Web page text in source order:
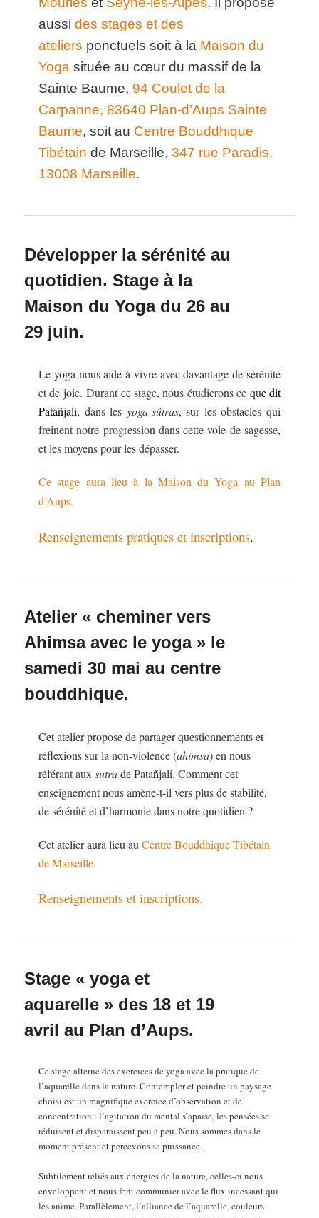
aussides stages et des
ateliers ponctuels soit à la Maison du
Yoga située au cœur du massif de la
Sainte Baume, 94 Coulet de la
Carpanne, 83640 Plan-d’Aups Sainte
Baume, soit au Centre Bouddhique
Tibétain de Marseille,347 rue Paradis,
13008 Marseille.
Développer la sérénité au
quotidien. Stage à la
Maison du Yoga du 26 au
29 juin.
Le yoga nous aide à vivre avec davantage de sérénité
et de joie. Durant ce stage, nous étudierons ce que dit
Patañjali, dans les yoga-sûtras, sur les obstacles qui
freinent notre progression dans cette voie de sagesse,
et les moyens pour les dépasser.
Ce stage aura lieu à la Maison du Yoga au Plan
d’Aups.
Renseignements pratiques et inscriptions.
Atelier « cheminer vers
Ahimsa avec le yoga » le
samedi 30 mai au centre
bouddhique.
Cet atelier propose de partager questionnements et
réflexions sur la non-violence (ahimsa) en nous
référant auxsutrade Patañjali. Comment cet
enseignement nous amène-t-il vers plus de stabilité,
de sérénité et d’harmonie dans notre quotidien ?
Cet atelier aura lieu auCentre Bouddhique Tibétain
de Marseille.
Renseignements et inscriptions.
Stage « yoga et
aquarelle » des 18 et 19
avril au Plan d’Aups.
Ce stage alterne des exercices de yoga avec la pratique de
l’aquarelle dans la nature.Contempler et peindre un paysage
choisi est un magnifiqueexercice d’observation et de
concentration : l’agitation du mentals’apaise, les pensées se
réduisent et disparaissent peu à peu.Nous sommes dans le
moment présent et percevons sa puissance.
Subtilement reliés aux énergies de la nature, celles-ci nous
enveloppent et nous font communier avec le flux incessant qui
lesanime.Parallèlement, l’alliance de l’aquarelle, couleurs